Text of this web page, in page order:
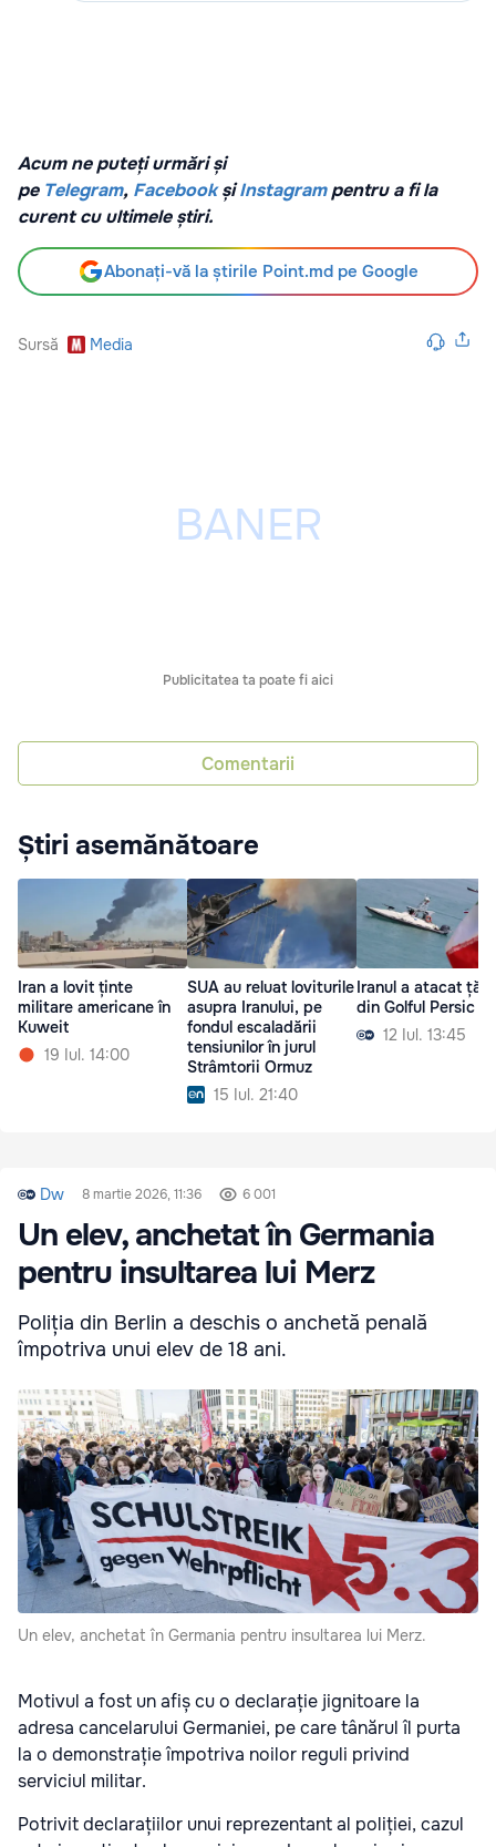
Acum ne puteți urmări și
pe Telegram, Facebook șiInstagrampentru a fi la
curent cu ultimele știri.
Abonați-vă la știrile Point.md pe Google
Sursă Media
Publicitatea ta poate fi aici
Comentarii
Știri asemănătoare
Iran a lovit ținte
militare americane în
Kuweit
19 Iul. 14:00
SUA au reluat loviturile
asupra Iranului, pe
fondul escaladării
tensiunilor în jurul
Strâmtorii Ormuz
15 Iul. 21:40
Iranul a atacat
din Golful Persic
12 Iul. 13:45
Dw 8 martie 2026, 11:36 6 001
Un elev, anchetat în Germania
pentru insultarea lui Merz
Poliția din Berlin a deschis o anchetă penală
împotriva unui elev de 18 ani.
Un elev, anchetat în Germania pentru insultarea lui Merz.
Motivul a fost un afiș cu o declarație jignitoare la
adresa cancelarului Germaniei, pe care tânărul îl purta
la o demonstrație împotriva noilor reguli privind
serviciul militar.
Potrivit declarațiilor unui reprezentant al poliției, cazul